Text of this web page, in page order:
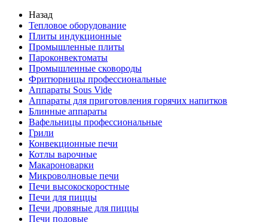
Назад
Тепловое оборудование
Плиты индукционные
Промышленные плиты
Пароконвектоматы
Промышленные сковороды
Фритюрницы профессиональные
Аппараты Sous Vide
Аппараты для приготовления горячих напитков
Блинные аппараты
Вафельницы профессиональные
Грили
Конвекционные печи
Котлы варочные
Макароноварки
Микроволновые печи
Печи высокоскоростные
Печи для пиццы
Печи дровяные для пиццы
Печи подовые